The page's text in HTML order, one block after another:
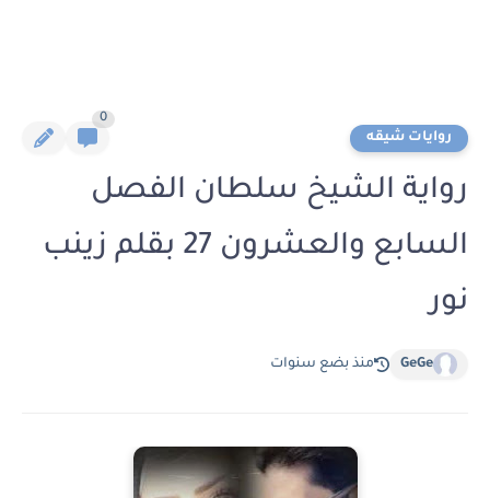
روايات شيقه
0
رواية الشيخ سلطان الفصل
السابع والعشرون 27 بقلم زينب
نور
GeGe منذ بضع سنوات